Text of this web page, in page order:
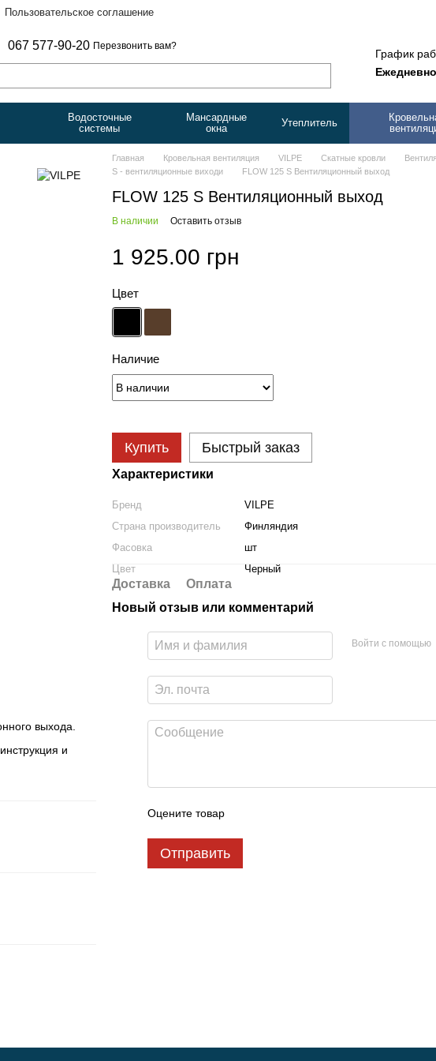
Пользовательское соглашение
067 577-90-20 Перезвонить вам?
График
Водосточные
системы
Мансардные
окна
Утеплитель
выхода.
и
Главная Кровельная вентиляция VILPE Скатные кровли
S - вентиляционные виходи
FLOW 125 S Вентиляционный выход
FLOW 125 S Вентиляционный выход
В наличии Оставить отзыв
1 925.00 грн
Цвет
Наличие
Купить Быстрый заказ
Характеристики
Бренд
VILPE
Страна производитель
Финляндия
Фасовка
шт
Цвет
Черный
Доставка
Оплата
Новый отзыв или комментарий
Войти с помощью
Оцените товар
Отправить